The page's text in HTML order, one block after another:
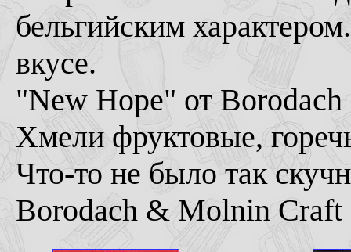
бельгийским
вкусе.
"New Hope" от
Хмели фруктовые,
Что-то не было так
Borodach & Molnin Craft